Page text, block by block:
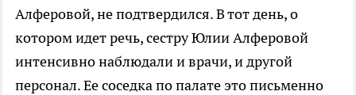
Алферовой, не подтвердился. В тот день, о
котором идет речь, сестру Юлии Алферовой
интенсивно наблюдали и врачи, и другой
персонал. Ее соседка по палате это письменно